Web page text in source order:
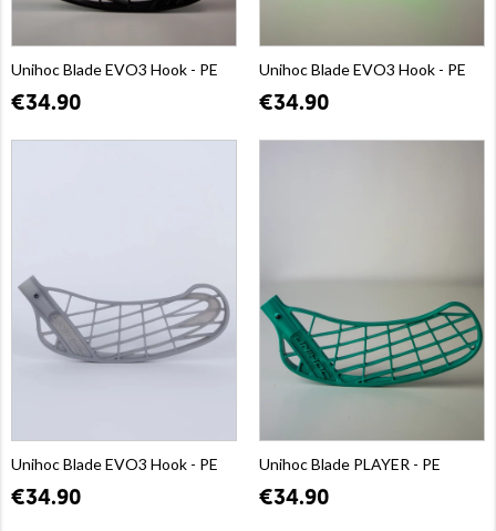
Unihoc Blade EVO3 Hook - PE
€34.90
Unihoc Blade EVO3 Hook - PE
€34.90
Unihoc Blade EVO3 Hook - PE
€34.90
Unihoc Blade PLAYER - PE
€34.90